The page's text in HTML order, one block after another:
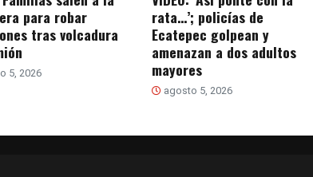
para robar
tras volcadura
5, 2026
rata…’; policías de
Ecatepec golpean y
amenazan a dos adultos
mayores
agosto 5, 2026